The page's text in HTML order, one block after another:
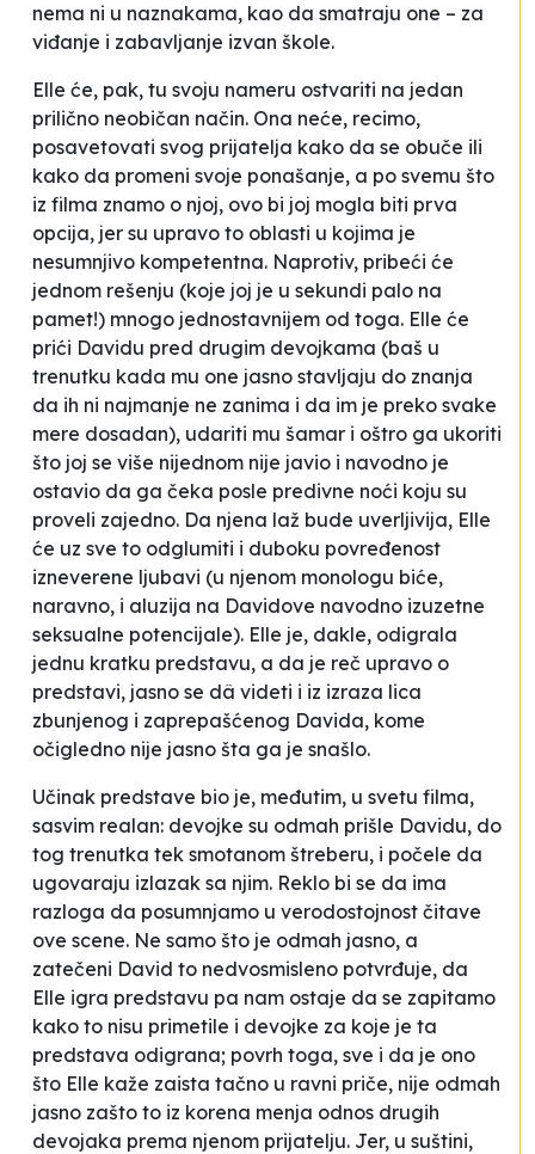
nema ni u naznakama, kao da smatraju one – za
viđanje i zabavljanje izvan škole.
Elle će, pak, tu svoju nameru ostvariti na jedan
prilično neobičan način. Ona neće, recimo,
posavetovati svog prijatelja kako da se obuče ili
kako da promeni svoje ponašanje, a po svemu što
iz filma znamo o njoj, ovo bi joj mogla biti prva
opcija, jer su upravo to oblasti u kojima je
nesumnjivo kompetentna. Naprotiv, pribeći će
jednom rešenju (koje joj je u sekundi palo na
pamet!) mnogo jednostavnijem od toga. Elle će
prići Davidu pred drugim devojkama (baš u
trenutku kada mu one jasno stavljaju do znanja
da ih ni najmanje ne zanima i da im je preko svake
mere dosadan), udariti mu šamar i oštro ga ukoriti
što joj se više nijednom nije javio i navodno je
ostavio da ga čeka posle predivne noći koju su
proveli zajedno. Da njena laž bude uverljivija, Elle
će uz sve to odglumiti i duboku povređenost
izneverene ljubavi (u njenom monologu biće,
naravno, i aluzija na Davidove navodno izuzetne
seksualne potencijale). Elle je, dakle, odigrala
jednu kratku predstavu, a da je reč upravo o
predstavi, jasno se dâ videti i iz izraza lica
zbunjenog i zaprepašćenog Davida, kome
očigledno nije jasno šta ga je snašlo.
Učinak predstave bio je, međutim, u svetu filma,
sasvim realan: devojke su odmah prišle Davidu, do
tog trenutka tek smotanom štreberu, i počele da
ugovaraju izlazak sa njim. Reklo bi se da ima
razloga da posumnjamo u verodostojnost čitave
ove scene. Ne samo što je odmah jasno, a
zatečeni David to nedvosmisleno potvrđuje, da
Elle igra predstavu pa nam ostaje da se zapitamo
kako to nisu primetile i devojke za koje je ta
predstava odigrana; povrh toga, sve i da je ono
što Elle kaže zaista tačno u ravni priče, nije odmah
jasno zašto to iz korena menja odnos drugih
devojaka prema njenom prijatelju. Jer, u suštini,